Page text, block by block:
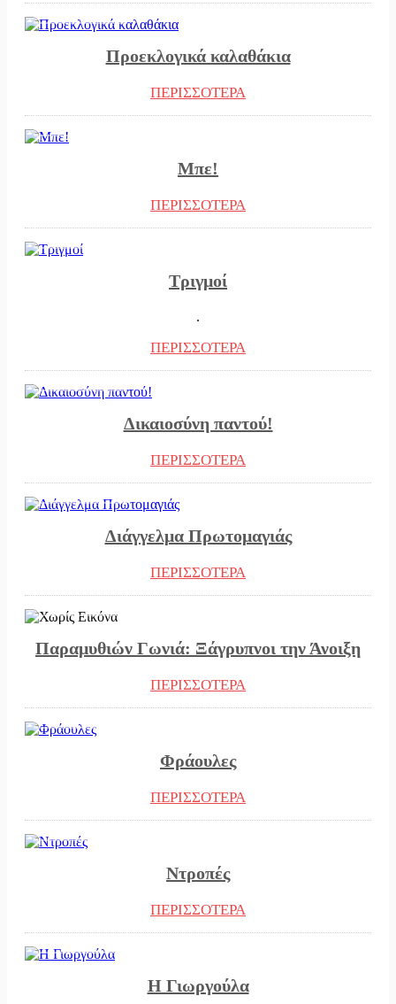
08/05/2023
Προεκλογικά καλαθάκια
ΠΕΡΙΣΣΟΤΕΡΑ
05/05/2023
Μπε!
ΠΕΡΙΣΣΟΤΕΡΑ
04/05/2023
Τριγμοί
.
ΠΕΡΙΣΣΟΤΕΡΑ
03/05/2023
Δικαιοσύνη παντού!
ΠΕΡΙΣΣΟΤΕΡΑ
02/05/2023
Διάγγελμα Πρωτομαγιάς
ΠΕΡΙΣΣΟΤΕΡΑ
02/05/2023
Παραμυθιών Γωνιά: Ξάγρυπνοι την Άνοιξη
ΠΕΡΙΣΣΟΤΕΡΑ
27/04/2023
Φράουλες
ΠΕΡΙΣΣΟΤΕΡΑ
26/04/2023
Ντροπές
ΠΕΡΙΣΣΟΤΕΡΑ
24/04/2023
Η Γιωργούλα